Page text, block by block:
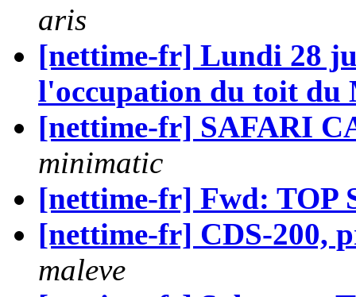
aris
[nettime-fr] Lundi 28
l'occupation du toit du
[nettime-fr] SAFARI
minimatic
[nettime-fr] Fwd: TOP
[nettime-fr] CDS-200,
maleve